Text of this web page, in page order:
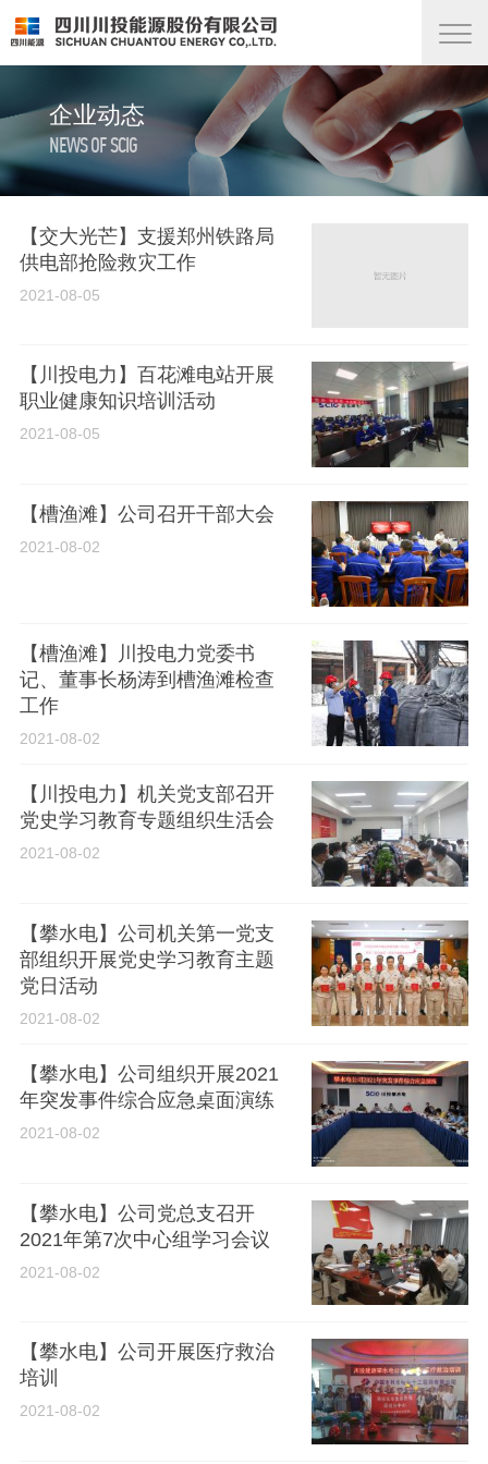
企业动态
NEWS OF SCIG
【交大光芒】支援郑州铁路局
供电部抢险救灾工作
2021-08-05
【川投电力】百花滩电站开展
职业健康知识培训活动
2021-08-05
【槽渔滩】公司召开干部大会
2021-08-02
【槽渔滩】川投电力党委书
记、董事长杨涛到槽渔滩检查
工作
2021-08-02
【川投电力】机关党支部召开
党史学习教育专题组织生活会
2021-08-02
【攀水电】公司机关第一党支
部组织开展党史学习教育主题
党日活动
2021-08-02
【攀水电】公司组织开展2021
年突发事件综合应急桌面演练
2021-08-02
【攀水电】公司党总支召开
2021年第7次中心组学习会议
2021-08-02
【攀水电】公司开展医疗救治
培训
2021-08-02